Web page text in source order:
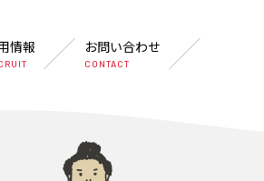
情報 お問い合わせ
CONTACT